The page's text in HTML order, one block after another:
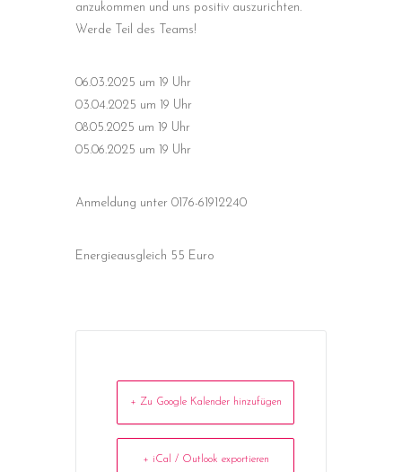
anzukommen und uns positiv auszurichten.
Werde Teil des Teams!
06.03.2025 um 19 Uhr
03.04.2025 um 19 Uhr
08.05.2025 um 19 Uhr
05.06.2025 um 19 Uhr
Anmeldung unter 0176-61912240
Energieausgleich 55 Euro
+ Zu Google Kalender hinzufügen
+ iCal / Outlook exportieren